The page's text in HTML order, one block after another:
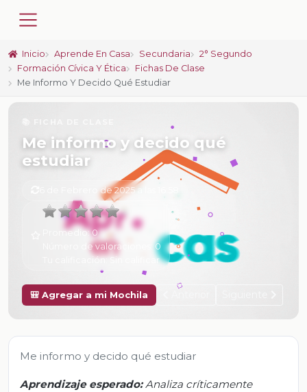
Inicio Aprende En Casa Secundaria
2° Segundo
Formación Cívica Y Ética
Fichas De Clase
Me Informo Y Decido Qué Estudiar
Me informo y decido qué
estudiar
6 de Febrero de 2025 a las 16:58
Promedio:0
Número de valoraciones: 0
Tu calificación:
Sin calificar
🎒 Agregar a mi Mochila
Me informo y decido qué estudiar
Aprendizaje esperado:Analiza críticamente